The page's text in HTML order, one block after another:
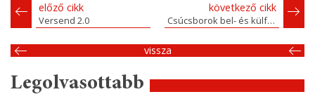
előző cikk
Versend 2.0
következő cikk
Csúcsborok bel- és külföldről
vissza
Legolvasottabb